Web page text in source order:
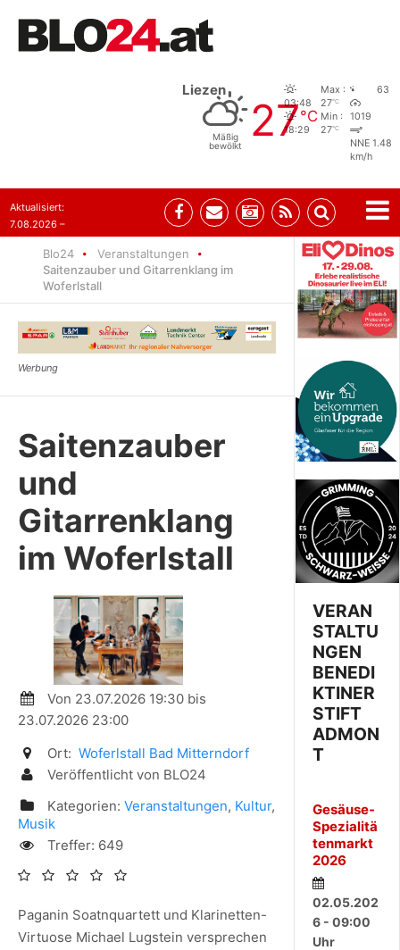
Liezen
Mäßig
bewölkt
27°C
03:48
18:29
Max :
27°C
Min :
27°C
63
1019
NNE 1.48
km/h
Aktualisiert:
7.08.2026 –
Blo24
Veranstaltungen
Saitenzauber und Gitarrenklang im
Woferlstall
Saitenzauber
und
Gitarrenklang
im Woferlstall
Von 23.07.2026 19:30 bis
23.07.2026 23:00
Ort: Woferlstall Bad Mitterndorf
Veröffentlicht von BLO24
Kategorien: Veranstaltungen, Kultur,
Musik
Treffer: 649
Paganin Soatnquartett und Klarinetten-
Virtuose Michael Lugstein versprechen
VERAN
STALTU
NGEN
BENEDI
KTINER
STIFT
ADMON
T
Gesäuse-
Spezialitä
tenmarkt
2026
02.05.202
6 - 09:00
Uhr